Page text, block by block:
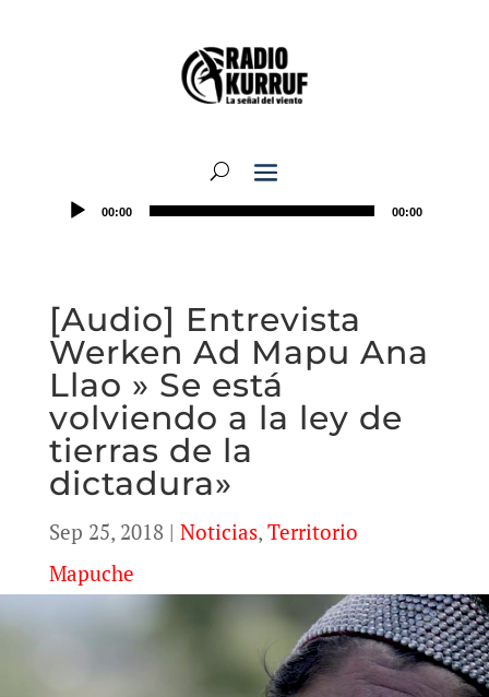
00:00 00:00
[Audio] Entrevista
Werken Ad Mapu Ana
Llao » Se está
volviendo a la ley de
tierras de la
dictadura»
Sep 25, 2018| Noticias, Territorio
Mapuche